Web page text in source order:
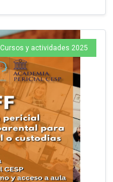
Cursos y actividades 2025